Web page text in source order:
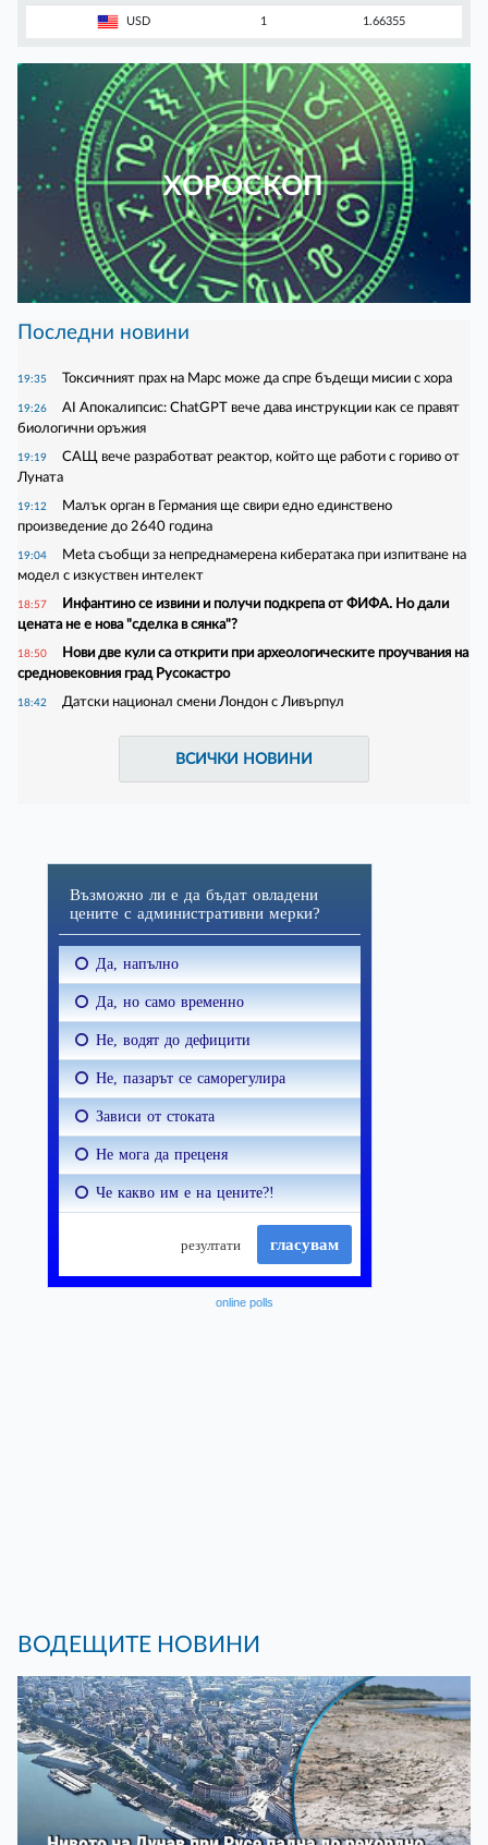
USD 1 1.66355
ХОРОСКОП
Последни новини
19:35 Токсичният прах на Марс може да спре бъдещи мисии с хора
19:26
AI Апокалипсис: ChatGPT вече дава инструкции как се правят
биологични оръжия
19:19
САЩ вече разработват реактор, който ще работи с гориво от
Луната
19:12
Малък орган в Германия ще свири едно единствено
произведение до 2640 година
19:04
Meta съобщи за непреднамерена кибератака при изпитване на
модел с изкуствен интелект
18:57
Инфантино се извини и получи подкрепа от ФИФА. Но дали
цената не е нова "сделка в сянка"?
18:50
Нови две кули са открити при археологическите проучвания на
средновековния град Русокастро
18:42 Датски национал смени Лондон с Ливърпул
ВСИЧКИ НОВИНИ
online polls
ВОДЕЩИТЕ НОВИНИ